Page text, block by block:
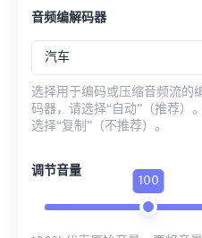
音频编解码器
汽车
选择用于编码或压缩音频流的
码器，请选择“自动”（推荐）
选择“复制”（不推荐）。
调节音量
100